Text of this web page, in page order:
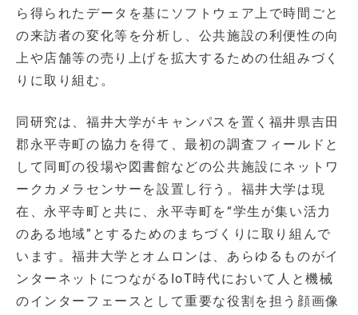
ら得られたデータを基にソフトウェア上で時間ごと
の来訪者の変化等を分析し、公共施設の利便性の向
上や店舗等の売り上げを拡大するための仕組みづく
りに取り組む。
同研究は、福井大学がキャンパスを置く福井県吉田
郡永平寺町の協力を得て、最初の調査フィールドと
して同町の役場や図書館などの公共施設にネットワ
ークカメラセンサーを設置し行う。福井大学は現
在、永平寺町と共に、永平寺町を“学生が集い活力
のある地域”とするためのまちづくりに取り組んで
います。福井大学とオムロンは、あらゆるものがイ
ンターネットにつながるIoT時代において人と機械
のインターフェースとして重要な役割を担う顔画像